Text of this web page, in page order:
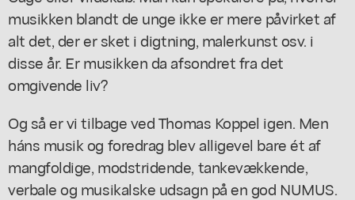
musikken blandt de unge ikke er mere påvirket af
alt det, der er sket i digtning, malerkunst osv. i
disse år. Er musikken da afsondret fra det
omgivende liv?
Og så er vi tilbage ved Thomas Koppel igen. Men
háns musik og foredrag blev alligevel bare ét af
mangfoldige, modstridende, tankevækkende,
verbale og musikalske udsagn på en god NUMUS.